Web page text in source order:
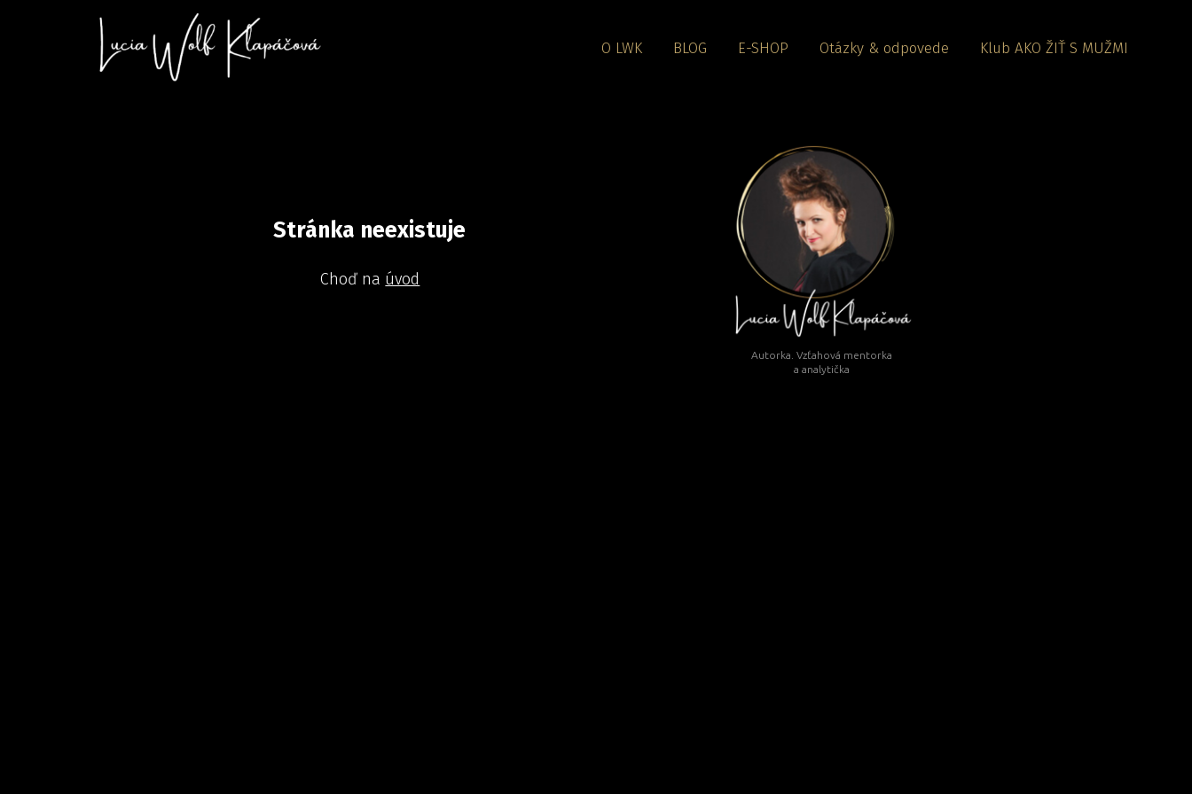
O LWK BLOG E-SHOP Otázky & odpovede Klub AKO ŽIŤ S MUŽMI
Stránka neexistuje
Choď na úvod
Autorka. Vzťahová mentorka
a analytička